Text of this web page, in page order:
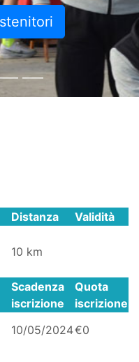
Distanza
Validità
10 km
Scadenza
iscrizione
Quota
iscrizione
10/05/2024€0